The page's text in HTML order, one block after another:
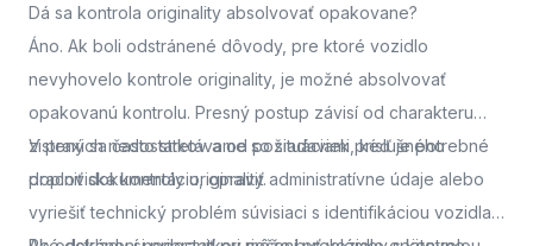
Dá sa kontrola originality absolvovať opakovane?
Áno. Ak boli odstránené dôvody, pre ktoré vozidlo
nevyhovelo kontrole originality, je možné absolvovať
opakovanú kontrolu. Presný postup závisí od charakteru
zistených nedostatkov a od požiadaviek príslušného
pracoviska kontroly originality.
V praxi sa často stretávame so situáciami, keď je potrebné
doplniť dokumentáciu, opraviť administratívne údaje alebo
vyriešiť technický problém súvisiaci s identifikáciou vozidla.